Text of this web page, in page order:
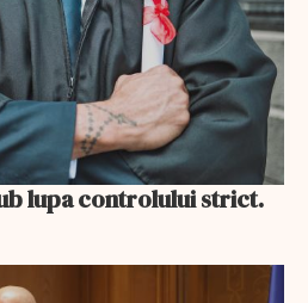
lupa controlului strict.